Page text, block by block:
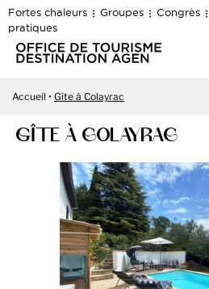
Fortes chaleurs Groupes Congrès
pratiques
Accueil Gîte à Colayrac
GÎTE À COLAYRAC